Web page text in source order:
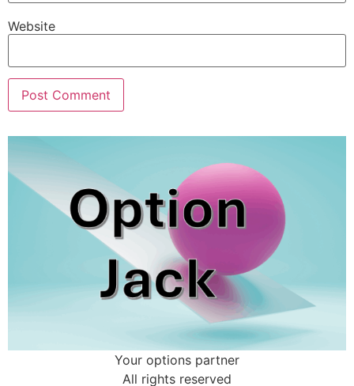
Website
Your options partner
All rights reserved